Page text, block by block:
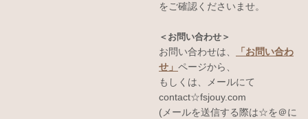
をご確認くださいませ。
＜お問い合わせ＞
お問い合わせは、
「お問い合わ
せ」 ページから、
もしくは、メールにて
contact☆fsjouy.com
(メールを送信する際は☆を＠に